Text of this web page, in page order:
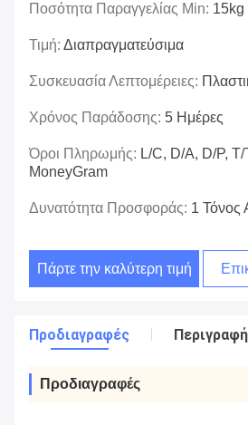
Ποσότητα Παραγγελίας Min: 15kg
Τιμή: Διαπραγματεύσιμα
Συσκευασία Λεπτομέρειες:
Χρόνος Παράδοσης: 5 Ημέρες
Όροι Πληρωμής: L/C, D/A, D/P,
MoneyGram
Δυνατότητα Προσφοράς: 1 Τόνος
Πάρτε την καλύτερη τιμή
Προδιαγραφές Περιγραφή
Προδιαγραφές